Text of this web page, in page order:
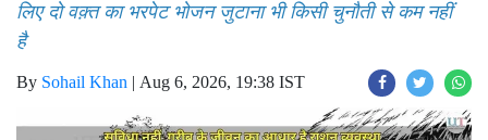
लिए दो वक़्त का भरपेट भोजन जुटाना भी किसी चुनौती से कम नहीं
है
By Sohail Khan | Aug 6, 2026, 19:38 IST